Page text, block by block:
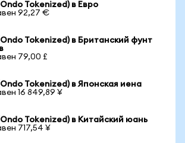
Tokenized) в Евро
92,27 €
Tokenized) в Британский фунт
79,00 £
Tokenized) в Японская иена
16 849,89 ¥
Tokenized) в Китайский юань
717,54 ¥